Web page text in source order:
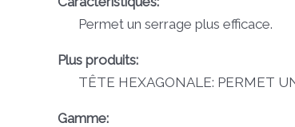
Permet un serrage plus efficace.
Plus produits:
TÊTE HEXAGONALE: PERMET
Gamme: